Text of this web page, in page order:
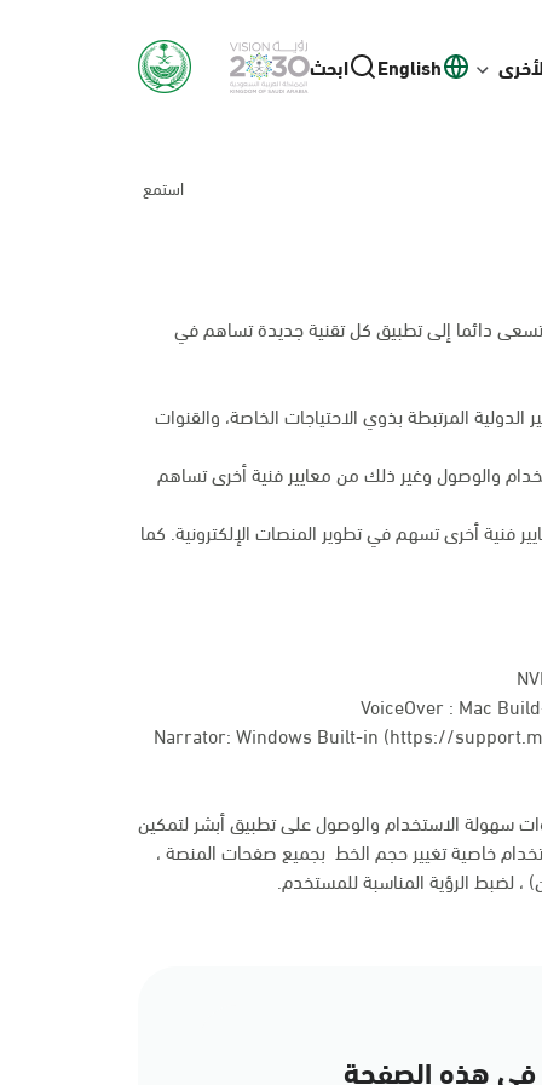
English ابحث
استمع
دائما إلى تطبيق كل تقنية جديدة تساهم في
المرتبطة بذوي الاحتياجات الخاصة، والقنوات
والوصول وغير ذلك من معايير فنية أخرى تساهم
فنية أخرى تسهم في تطوير المنصات الإلكترونية. كما
VoiceOver : Mac
Narrator: Windows Built-in (https://
سهولة الاستخدام والوصول على تطبيق أبشر لتمكين
خاصية تغيير حجم الخط بجميع صفحات المنصة ،
، لضبط الرؤية المناسبة للمستخدم.
هذه الصفحة